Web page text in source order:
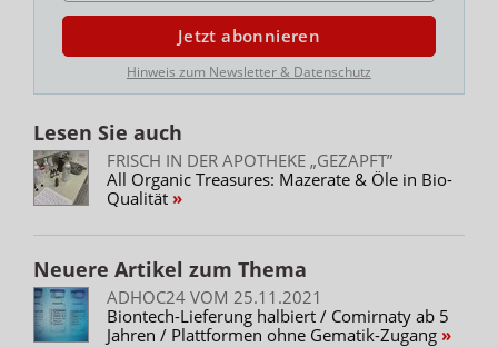
Jetzt abonnieren
Hinweis zum Newsletter & Datenschutz
Lesen Sie auch
FRISCH IN DER APOTHEKE „GEZAPFT”
All Organic Treasures: Mazerate & Öle in Bio-
Qualität
Neuere Artikel zum Thema
ADHOC24 VOM 25.11.2021
Biontech-Lieferung halbiert / Comirnaty ab 5
Jahren / Plattformen ohne Gematik-Zugang